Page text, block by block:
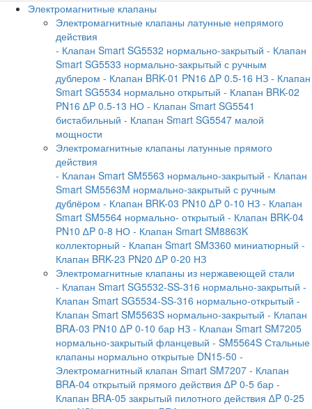
Электромагнитные клапаны
Электромагнитные клапаны латунные непрямого
действия
- Клапан Smart SG5532 нормально-закрытый - Клапан
Smart SG5533 нормально-закрытый с ручным
дублером - Клапан BRK-01 PN16 ∆P 0.5-16 НЗ - Клапан
Smart SG5534 нормально открытый - Клапан BRK-02
PN16 ∆P 0.5-13 НО - Клапан Smart SG5541
бистабильный - Клапан Smart SG5547 малой
мощности
Электромагнитные клапаны латунные прямого
действия
- Клапан Smart SM5563 нормально-закрытый - Клапан
Smart SM5563M нормально-закрытый с ручным
дублёром - Клапан BRK-03 PN10 ∆P 0-10 НЗ - Клапан
Smart SM5564 нормально- открытый - Клапан BRK-04
PN10 ∆P 0-8 НО - Клапан Smart SM8863K
коллекторный - Клапан Smart SM3360 миниатюрный -
Клапан BRK-23 PN20 ∆P 0-20 НЗ
Электромагнитные клапаны из нержавеющей стали
- Клапан Smart SG5532-SS-316 нормально-закрытый -
Клапан Smart SG5534-SS-316 нормально-открытый -
Клапан Smart SM5563S нормально-закрытый - Клапан
BRA-03 PN10 ∆P 0-10 бар НЗ - Клапан Smart SM7205
нормально-закрытый фланцевый - SM5564S Стальные
клапаны нормально открытые DN15-50 -
Электромагнитный клапан Smart SM7207 - Клапан
BRA-04 открытый прямого действия ∆P 0-5 бар -
Клапан BRA-05 закрытый пилотного действия ∆P 0-25